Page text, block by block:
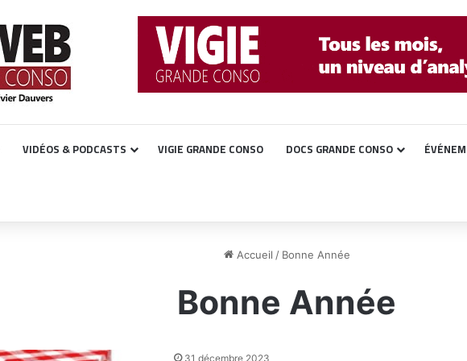
VIDÉOS & PODCASTS VIGIE GRANDE CONSO DOCS GRANDE CONSO
Accueil / Bonne Année
Bonne Année
31 décembre 2023